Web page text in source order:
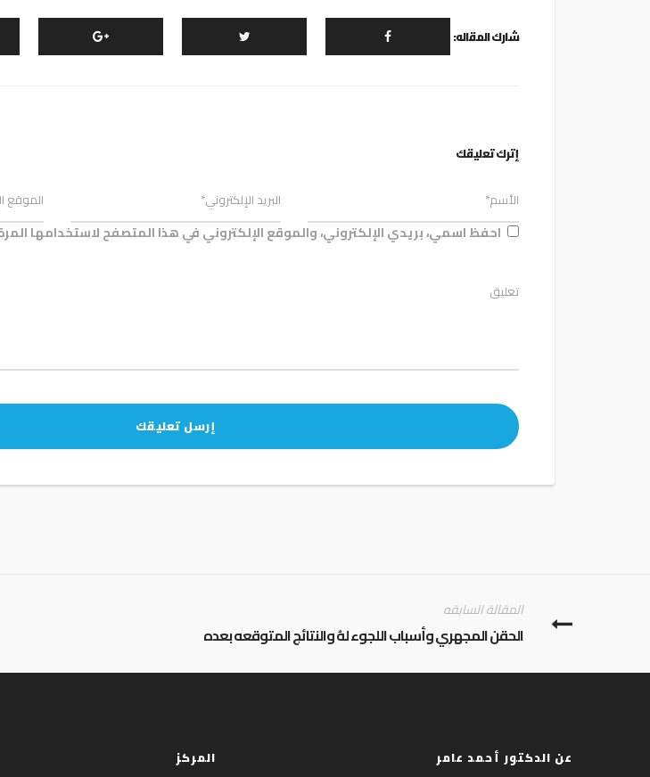
شارك المقاله:
إترك تعليقك
احفظ اسمي، بريدي الإلكتروني، والموقع الإلكتروني في هذا المتصفح لاستخدامها
المقالة السابقه
الحقن المجهري وأسباب اللجوء لهُ والنتائج المتوقعه بعده
عن الدكتور أحمد عامر المركز